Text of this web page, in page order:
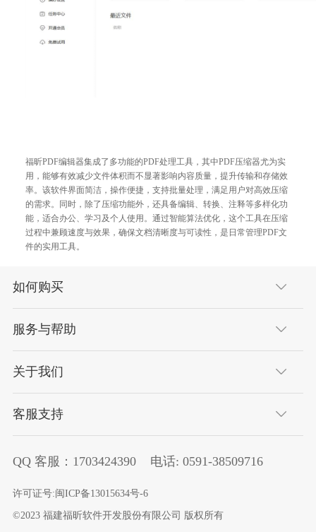
福昕PDF编辑器集成了多功能的PDF处理工具，其中PDF压缩器尤为实
用，能够有效减少文件体积而不显著影响内容质量，提升传输和存储效
率。该软件界面简洁，操作便捷，支持批量处理，满足用户对高效压缩
的需求。同时，除了压缩功能外，还具备编辑、转换、注释等多样化功
能，适合办公、学习及个人使用。通过智能算法优化，这个工具在压缩
过程中兼顾速度与效果，确保文档清晰度与可读性，是日常管理PDF文
件的实用工具。
如何购买
服务与帮助
关于我们
客服支持
QQ 客服： 1703424390 电话: 0591-38509716
许可证号:闽ICP备13015634号-6
©2023 福建福昕软件开发股份有限公司 版权所有